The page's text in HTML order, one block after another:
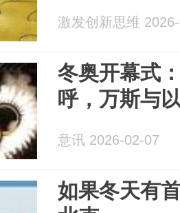
激发创新思维
冬奥开幕式
呼，万斯与
意讯 2026-02-07
如果冬天有